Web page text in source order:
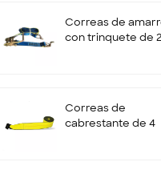
Correas de
con trinquete de
Correas de
cabrestante de 4